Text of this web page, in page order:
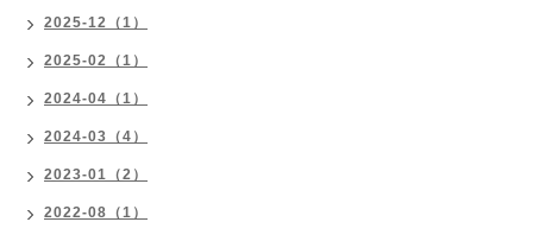
2025-12（1）
2025-02（1）
2024-04（1）
2024-03（4）
2023-01（2）
2022-08（1）